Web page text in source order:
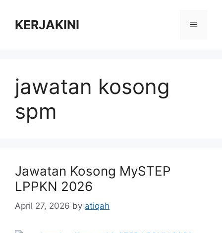
contentKERJAKINI Menu
jawatan kosong
spm
Jawatan Kosong MySTEP
LPPKN 2026
April 27, 2026 by atiqah